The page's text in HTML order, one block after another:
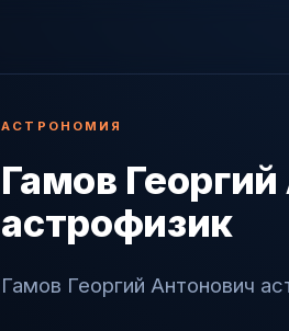
АСТРОНОМИЯ
Гамов
астрофизик
Гамов Георгий Антонович